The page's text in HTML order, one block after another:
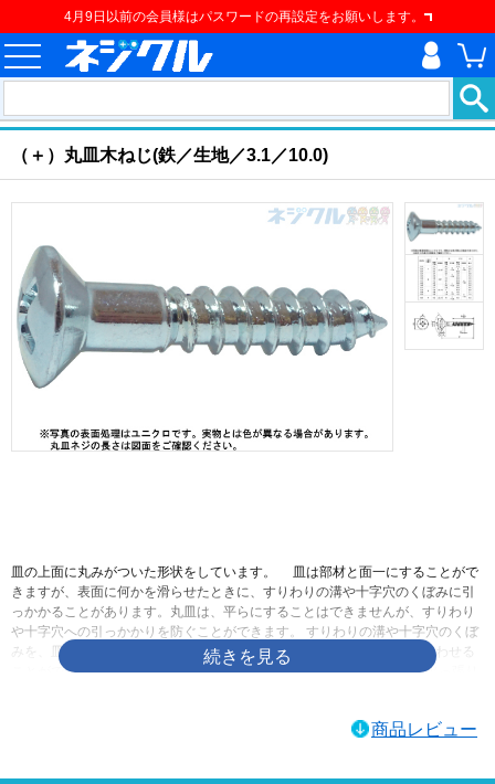
4月9日以前の会員様はパスワードの再設定をお願いします。
（＋）丸皿木ねじ
（＋）丸皿木ねじ(鉄／生地／3.1／10.0)
皿の上面に丸みがついた形状をしています。 皿は部材と面一にすることがで
きますが、表面に何かを滑らせたときに、すりわりの溝や十字穴のくぼみに引
っかかることがあります。丸皿は、平らにすることはできませんが、すりわり
や十字穴への引っかかりを防ぐことができます。 すりわりの溝や十字穴のくぼ
みを、皿より深くすることができるので、ドライバーとしっかりかみ合わせる
ことができます。 皿と比べて出っ張るとはいっても、なべと比べれば出っ張り
商品レビュー